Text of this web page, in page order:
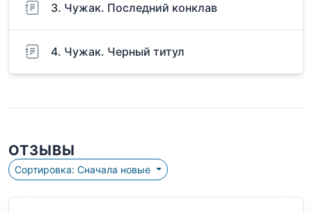
3. Чужак. Последний конклав
4. Чужак. Черный титул
ОТЗЫВЫ
Сортировка: Сначала новые